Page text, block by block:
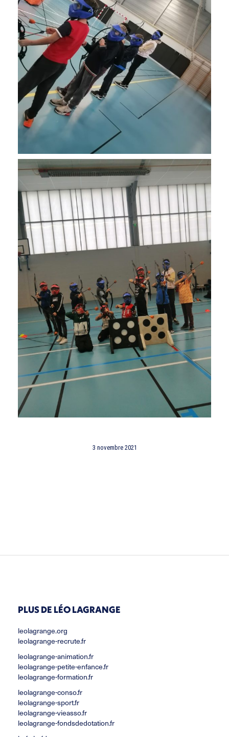
3 novembre 2021
PLUS DE LÉO LAGRANGE
leolagrange.org
leolagrange-recrute.fr
leolagrange-animation.fr
leolagrange-petite-enfance.fr
leolagrange-formation.fr
leolagrange-conso.fr
leolagrange-sport.fr
leolagrange-vieasso.fr
leolagrange-fondsdedotation.fr